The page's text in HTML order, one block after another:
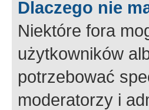
Dlaczego nie
Niektóre fora
użytkowników
potrzebować
moderatorzy i